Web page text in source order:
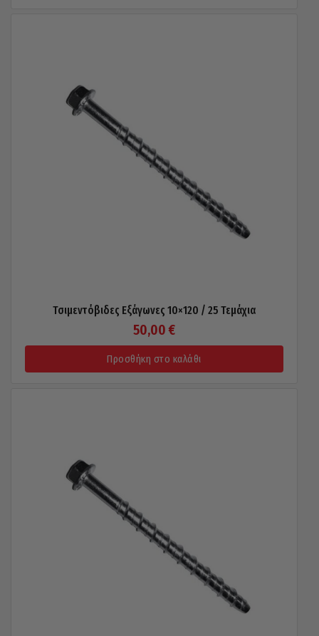
Τσιμεντόβιδες Εξάγωνες 10×120 / 25 Τεμάχια
50,00 €
Προσθήκη στο καλάθι